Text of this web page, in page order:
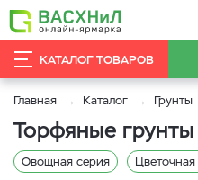
КАТАЛОГ ТОВАРОВ
Главная Каталог Грунты
Торфяные
Овощная серия